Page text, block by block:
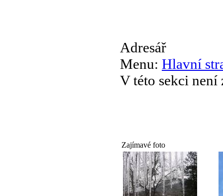
Adresář
Menu: Hlavní
V této sekci není
Zajímavé foto